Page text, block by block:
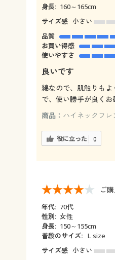
身長: 160～165cm
サイズ感 小さい
品質
お買い得感
使いやすさ
良いです
綿なので、肌触りも
で、使い勝手が良くお
商品： ハイネックフレ
役に立った 0
ご
年代: 70代
性別: 女性
身長: 150～155cm
普段のサイズ: Ｌsize
サイズ感 小さい